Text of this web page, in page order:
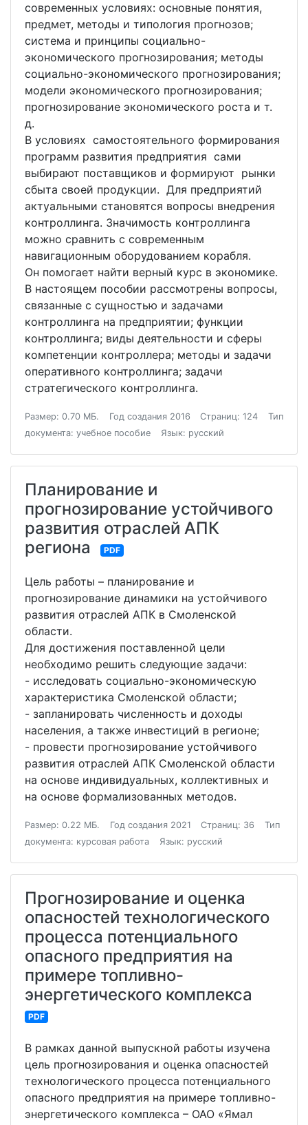
современных условиях: основные понятия,
предмет, методы и типология прогнозов;
система и принципы социально-
экономического прогнозирования; методы
социально-экономического прогнозирования;
модели экономического прогнозирования;
прогнозирование экономического роста и т.
д.
В условиях самостоятельного формирования
программ развития предприятия сами
выбирают поставщиков и формируют рынки
сбыта своей продукции. Для предприятий
актуальными становятся вопросы внедрения
контроллинга. Значимость контроллинга
можно сравнить с современным
навигационным оборудованием корабля.
Он помогает найти верный курс в экономике.
В настоящем пособии рассмотрены вопросы,
связанные с сущностью и задачами
контроллинга на предприятии; функции
контроллинга; виды деятельности и сферы
компетенции контроллера; методы и задачи
оперативного контроллинга; задачи
стратегического контроллинга.
Размер: 0.70 МБ. Год создания 2016 Страниц: 124
Тип
документа: учебное пособие
Язык: русский
Планирование и
прогнозирование устойчивого
развития отраслей АПК
региона
PDF
Цель работы – планирование и
прогнозирование динамики на устойчивого
развития отраслей АПК в Смоленской
области.
Для достижения поставленной цели
необходимо решить следующие задачи:
- исследовать социально-экономическую
характеристика Смоленской области;
- запланировать численность и доходы
населения, а также инвестиций в регионе;
- провести прогнозирование устойчивого
развития отраслей АПК Смоленской области
на основе индивидуальных, коллективных и
на основе формализованных методов.
Размер: 0.22 МБ. Год создания 2021 Страниц: 36
Тип
документа: курсовая работа
Язык: русский
Прогнозирование и оценка
опасностей технологического
процесса потенциального
опасного предприятия на
примере топливно-
энергетического комплекса
PDF
В рамках данной выпускной работы изучена
цель прогнозирования и оценка опасностей
технологического процесса потенциального
опасного предприятия на примере топливно-
энергетического комплекса – ОАО «Ямал